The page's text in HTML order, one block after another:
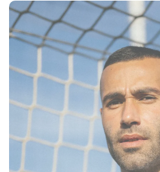
ACCETTA E SALVA